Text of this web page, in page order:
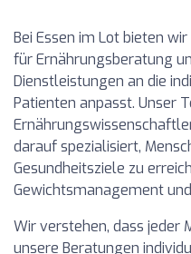
Bei Essen im Lot bieten
für Ernährungsberatung
Dienstleistungen an die
Patienten anpasst. Unser
darauf spezialisiert,
Gesundheitsziele zu
Gewichtsmanagement
Wir verstehen, dass jeder
unsere Beratungen